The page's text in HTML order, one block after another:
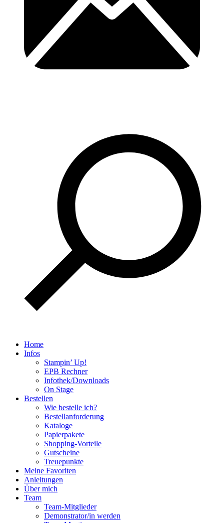
Home
Infos
Stampin’ Up!
EPB Rechner
Infothek/Downloads
On Stage
Bestellen
Wie bestelle ich?
Bestellanforderung
Kataloge
Papierpakete
Shopping-Vorteile
Gutscheine
Treuepunkte
Meine Favoriten
Anleitungen
Über mich
Team
Team-Mitglieder
Demonstrator/in werden